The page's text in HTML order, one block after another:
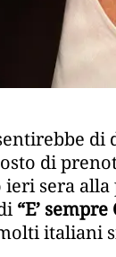
di
sera
“E’ sempre
italiani